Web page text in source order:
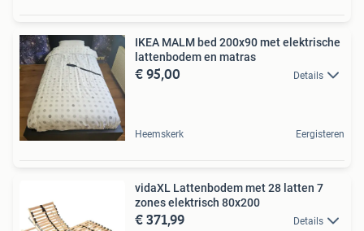
IKEA MALM bed 200x90 met elektrische
lattenbodem en matras
€ 95,00 Details
Heemskerk Eergisteren
vidaXL Lattenbodem met 28 latten 7
zones elektrisch 80x200
€ 371,99 Details